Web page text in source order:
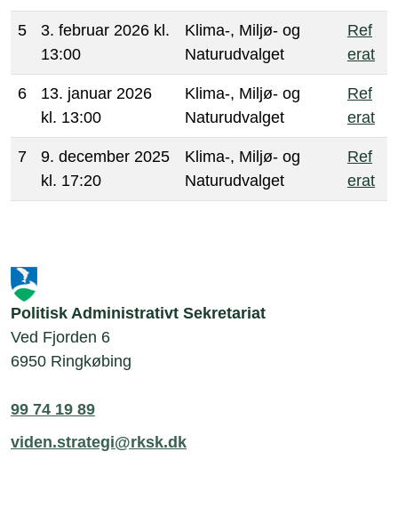
5
3. februar 2026 kl.
13:00
Klima-, Miljø- og
Naturudvalget
Ref
erat
6
13. januar 2026
kl. 13:00
Klima-, Miljø- og
Naturudvalget
Ref
erat
7
9. december 2025
kl. 17:20
Klima-, Miljø- og
Naturudvalget
Ref
erat
Politisk Administrativt Sekretariat
Ved Fjorden 6
6950 Ringkøbing
99 74 19 89
viden.strategi@rksk.dk